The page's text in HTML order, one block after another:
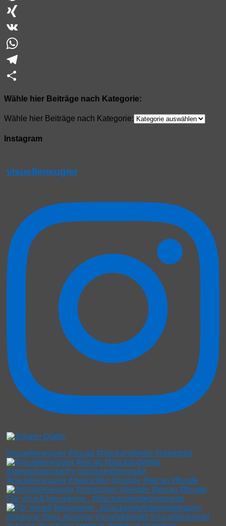
Pinterest
XING
VK
WhatsApp
Telegram
Wähle hier Beiträge nach Kategorie:
Wähle hier Beiträge nach Kategorie:
Instagram
visuelleneugier
#visuelleneugier #leicaq #blackandwhite #streetpho
#visuelleneugier #menschen #people #leicaq #freude
Für visuell Neugierige . #blackandwhitephotograp